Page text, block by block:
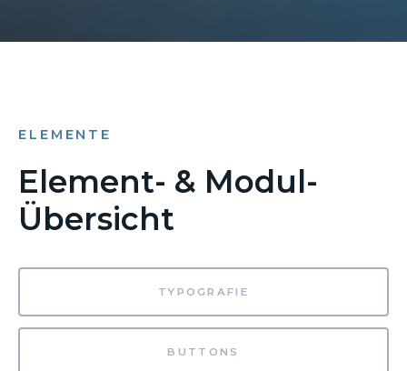
ELEMENTE
Element- & Modul-
Übersicht
TYPOGRAFIE
BUTTONS